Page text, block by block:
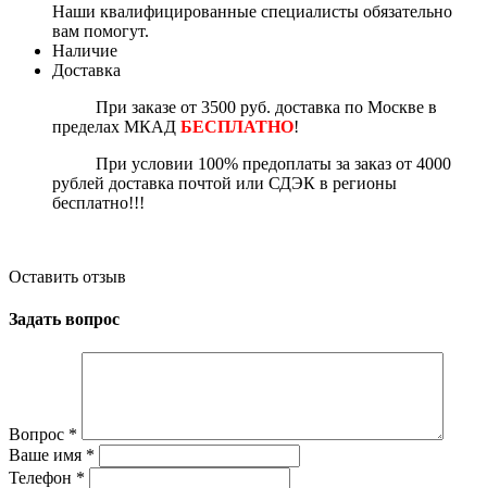
Наши квалифицированные специалисты обязательно
вам помогут.
Наличие
Доставка
При заказе от 3500 руб. доставка по Москве в
пределах МКАД БЕСПЛАТНО!
При условии 100% предоплаты за заказ от 4000
рублей доставка почтой или СДЭК в регионы
бесплатно!!!
Оставить отзыв
Задать вопрос
Вопрос *
Ваше имя *
Телефон *